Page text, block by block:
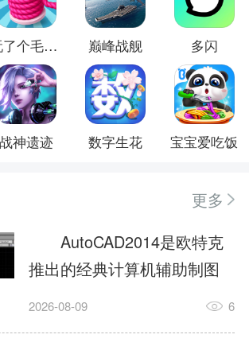
玩了个毛线儿 巅峰战舰 多闪
战神遗迹 数字生花 宝宝爱吃饭
更多
AutoCAD2014是欧特克
推出的经典计算机辅助制图
工具，主打稳定2D施工图绘
2026-08-09 6